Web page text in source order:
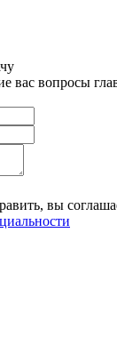
вас вопросы
вы